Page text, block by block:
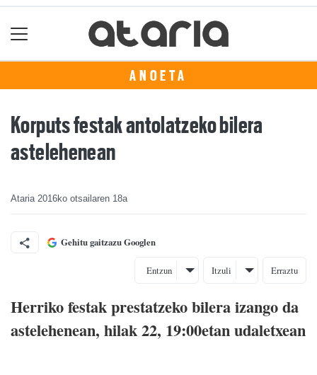
ANOETA
Korputs festak antolatzeko bilera
astelehenean
Ataria 2016ko otsailaren 18a
Gehitu gaitzazu Googlen
Entzun Itzuli Erraztu
Herriko festak prestatzeko bilera izango da
astelehenean, hilak 22, 19:00etan udaletxean